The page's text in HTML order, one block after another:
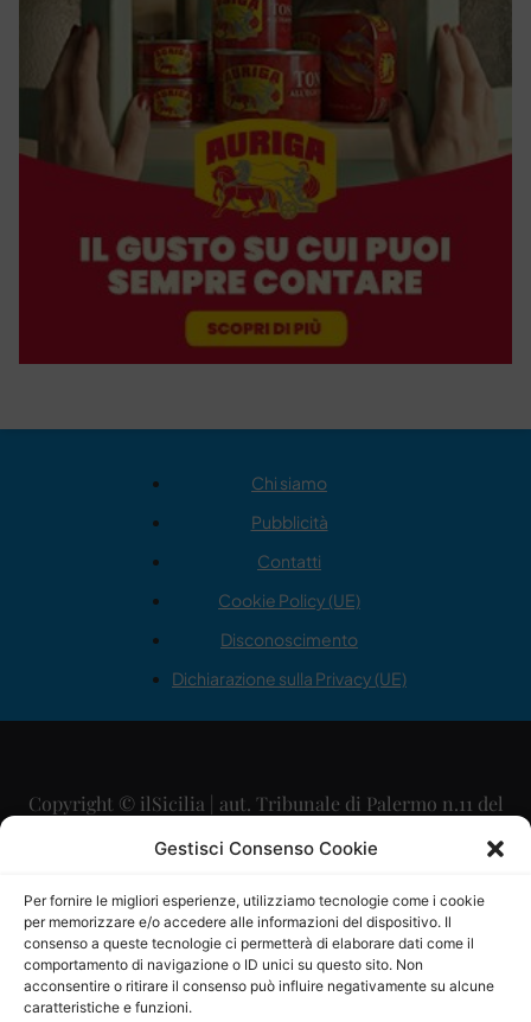
Gestisci Consenso Cookie
Per fornire le migliori esperienze, utilizziamo tecnologie come i cookie
per memorizzare e/o accedere alle informazioni del dispositivo. Il
consenso a queste tecnologie ci permetterà di elaborare dati come il
comportamento di navigazione o ID unici su questo sito. Non
acconsentire o ritirare il consenso può influire negativamente su alcune
caratteristiche e funzioni.
Chi siamo
Pubblicità
Contatti
Cookie Policy (UE)
Disconoscimento
Dichiarazione sulla Privacy (UE)
Copyright © ilSicilia | aut. Tribunale di Palermo n.11 del
29/09/2015
Direttore Editoriale: Maurizio Scaglione
Direttore Responsabile: Maria Calabrese